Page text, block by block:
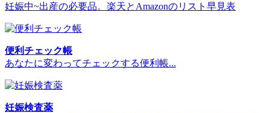
妊娠中~出産の必要品。楽天とAmazonのリスト早見表
便利チェック帳
あなたに変わってチェックする便利帳...
妊娠検査薬